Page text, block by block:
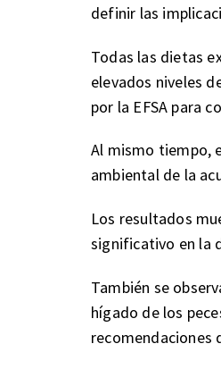
definir las
Todas las dietas
elevados niveles
por la EFSA para
Al mismo tiempo,
ambiental de la
Los resultados
significativo en la
También se
hígado de los
recomendaciones